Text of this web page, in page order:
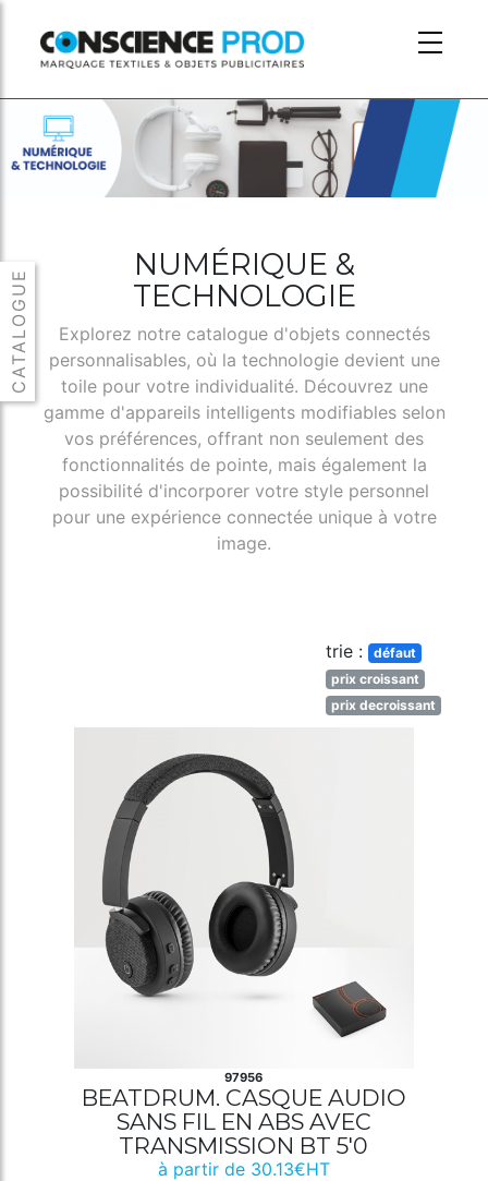
NUMÉRIQUE &
TECHNOLOGIE
Explorez notre catalogue d'objets connectés
personnalisables, où la technologie devient une
toile pour votre individualité. Découvrez une
gamme d'appareils intelligents modifiables selon
vos préférences, offrant non seulement des
fonctionnalités de pointe, mais également la
possibilité d'incorporer votre style personnel
pour une expérience connectée unique à votre
image.
trie : défaut
prix croissant
prix decroissant
97956
BEATDRUM. CASQUE AUDIO
SANS FIL EN ABS AVEC
TRANSMISSION BT 5'0
à partir de 30.13€HT